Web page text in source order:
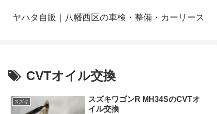
ヤハタ自販｜八幡西区の車検・整備・カーリース
CVTオイル交換
スズキ
スズキワゴンR MH34SのCVTオ
イル交換